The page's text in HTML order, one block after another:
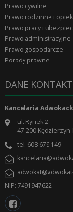
Prawo cywilne
Prawo rodzinne i
Prawo pracy i
Prawo administracyjne
Prawo gospodarcze
Porady prawne
DANE
Kancelaria
ul. Rynek 2
47-200
tel. 608 679 149
NIP: 7491947622